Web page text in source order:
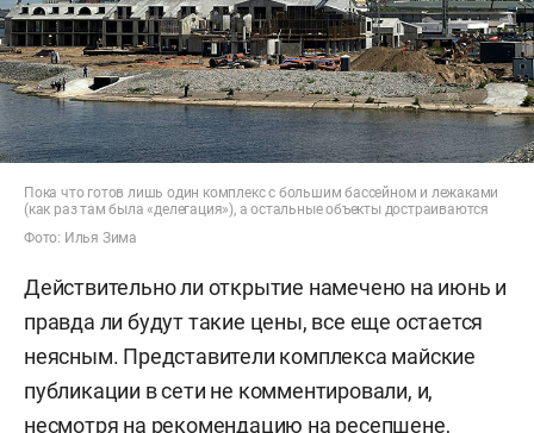
Пока что готов лишь один комплекс с большим бассейном и лежаками
(как раз там была «делегация»), а остальные объекты достраиваются
Фото: Илья Зима
Действительно ли открытие намечено на июнь и
правда ли будут такие цены, все еще остается
неясным. Представители комплекса майские
публикации в сети не комментировали, и,
несмотря на рекомендацию на ресепшене,